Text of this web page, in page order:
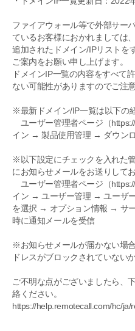
ファイアウォール等で外部サー
ているお客様におかれましては、
追加されたドメイン/IPリストを
ご案内をお願い申し上げます。
ドメインIP一覧の内容をすべて
ない可能性がありますのでご注
※最新ドメイン/IP一覧は以下の
ユーザー管理者ページ（
イン → 製品使用管理 → ダウン
※以下設定にチェックを入れた
にお知らせメールをお送りしてお
ユーザー管理者ページ（
イン → ユーザー管理 → ユーザ
を選択 → オプション情報 → サ
時に通知メールを受信
※お知らせメールが届かない場
ドレスがブロックされていない
ご不明な点がございましたら、
絡ください。
https://help.remotecall.com/hc/ja/